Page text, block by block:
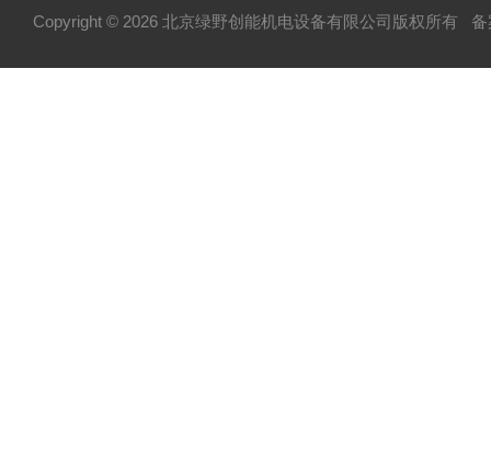
Copyright © 2026 北京绿野创能机电设备有限公司版权所有 备